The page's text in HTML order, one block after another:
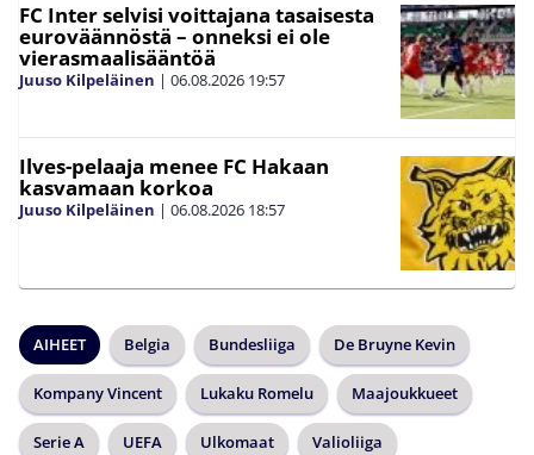
FC Inter selvisi voittajana tasaisesta
euroväännöstä – onneksi ei ole
vierasmaalisääntöä
Juuso Kilpeläinen | 06.08.2026 19:57
Ilves-pelaaja menee FC Hakaan
kasvamaan korkoa
Juuso Kilpeläinen | 06.08.2026 18:57
AIHEET Belgia Bundesliiga De Bruyne Kevin
Kompany Vincent Lukaku Romelu Maajoukkueet
Serie A UEFA Ulkomaat Valioliiga